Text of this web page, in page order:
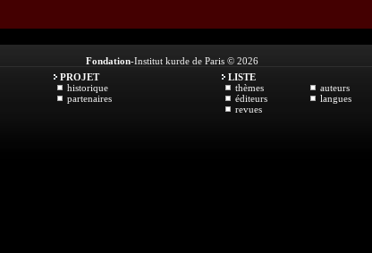
Fondation-Institut kurde de Paris © 2026
PROJET
historique
partenaires
LISTE
thèmes
auteurs
éditeurs
langues
revues